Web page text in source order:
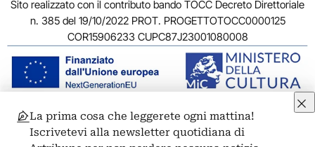
Sito realizzato con il contributo bando TOCC Decreto Direttoriale
n. 385 del 19/10/2022 PROT. PROGETTOTOCC0000125
COR15906233 CUPC87J23001080008
© 2011-2026 ARTRIBUNE srl – Corso Vittorio Emanuele II, 287 –
00186 Roma - P.I. 11381581005
La prima cosa che leggerete ogni mattina!
Iscrivetevi alla newsletter quotidiana di